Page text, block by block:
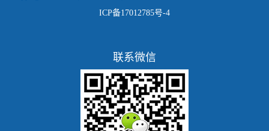
ICP备17012785号-4
联系微信